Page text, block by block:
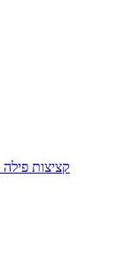
קציצות